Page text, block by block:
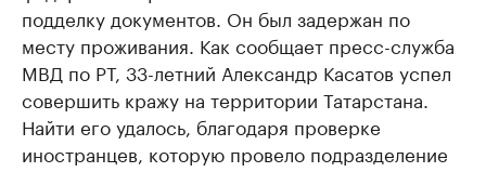
подделку документов. Он был задержан по
месту проживания. Как сообщает пресс-служба
МВД по РТ, 33-летний Александр Касатов успел
совершить кражу на территории Татарстана.
Найти его удалось, благодаря проверке
иностранцев, которую провело подразделение